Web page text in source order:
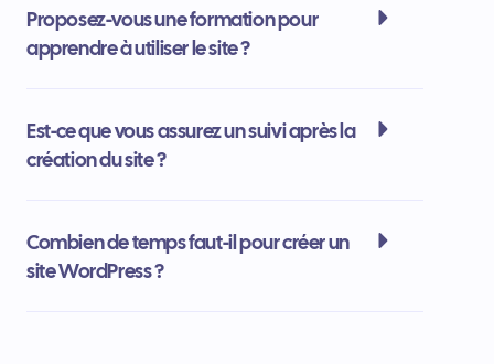
Proposez-vous une formation pour
apprendre à utiliser le site ?
Est-ce que vous assurez un suivi après la
création du site ?
Combien de temps faut-il pour créer un
site WordPress ?